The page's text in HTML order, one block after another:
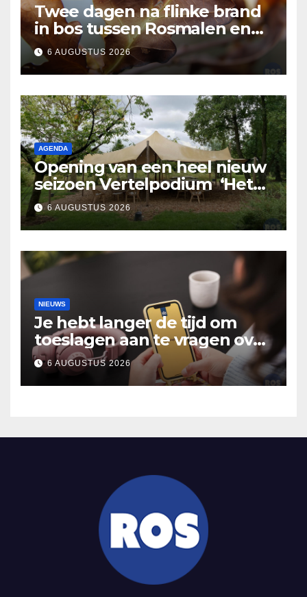
Twee dagen na flinke brand
in bos tussen Rosmalen en
Nuland
6 AUGUSTUS 2026
AGENDA
Opening van een heel nieuw
seizoen Vertelpodium ‘Het
Lopende Vuur’. Landelijke
verhalen in Bomentuin D’n
Hooidonk
6 AUGUSTUS 2026
NIEUWS
Je hebt langer de tijd om
toeslagen aan te vragen over
2025
6 AUGUSTUS 2026